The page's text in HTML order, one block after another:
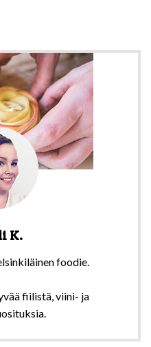
K.
foodie.
fiilistä, viini- ja